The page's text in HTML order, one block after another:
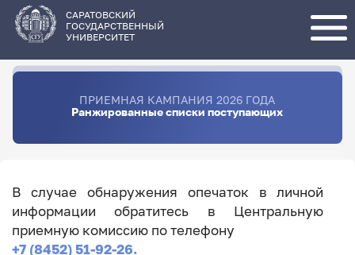
основному
содержанию
САРАТОВСКИЙ
ГОСУДАРСТВЕННЫЙ
УНИВЕРСИТЕТ
ПРИЕМНАЯ КАМПАНИЯ 2026 ГОДА
Ранжированные списки поступающих
В случае обнаружения опечаток в личной
информации обратитесь в Центральную
приемную комиссию по телефону
+7 (8452) 51-92-26.